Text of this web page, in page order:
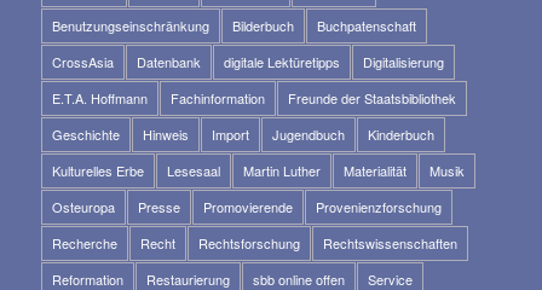
Benutzungseinschränkung
Bilderbuch
Buchpatenschaft
CrossAsia
Datenbank digitale Lektüretipps
Digitalisierung
E.T.A. Hoffmann
Fachinformation
Freunde der Staatsbibliothek
Geschichte
Hinweis Import Jugendbuch
Kinderbuch
Kulturelles Erbe
Lesesaal Martin Luther Materialität
Musik
Osteuropa
Presse Promovierende
Provenienzforschung
Recherche
Recht Rechtsforschung
Rechtswissenschaften
Reformation
Restaurierung sbb online offen
Service